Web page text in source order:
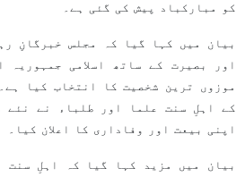
کو مبارکباد پیش کی گئی ہے۔
بیان میں کہا گیا کہ مجلس خبرگانِ
اور بصیرت کے ساتھ اسلامی
موزوں ترین شخصیت کا انتخاب کیا
کے اہلِ سنت علما اور طلباء نے نئے
اپنی بیعت اور وفاداری کا اعلان کیا۔
بیان میں مزید کہا گیا کہ اہلِ سنت